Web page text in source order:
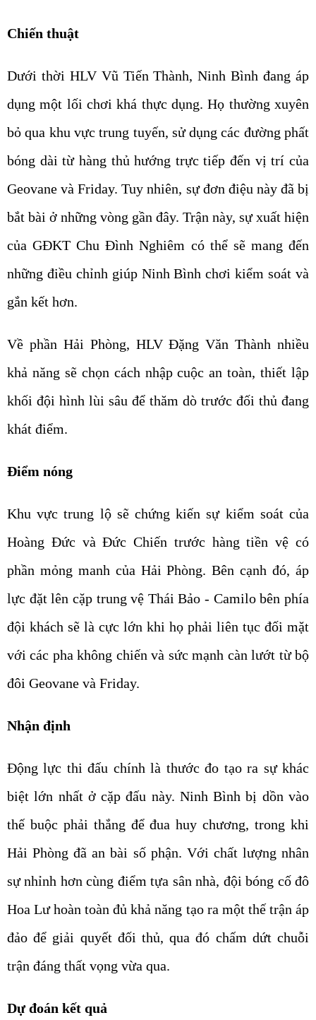
Chiến thuật
Dưới thời HLV Vũ Tiến Thành, Ninh Bình đang áp
dụng một lối chơi khá thực dụng. Họ thường xuyên
bỏ qua khu vực trung tuyến, sử dụng các đường phất
bóng dài từ hàng thủ hướng trực tiếp đến vị trí của
Geovane và Friday. Tuy nhiên, sự đơn điệu này đã bị
bắt bài ở những vòng gần đây. Trận này, sự xuất hiện
của GĐKT Chu Đình Nghiêm có thể sẽ mang đến
những điều chỉnh giúp Ninh Bình chơi kiểm soát và
gắn kết hơn.
Về phần Hải Phòng, HLV Đặng Văn Thành nhiều
khả năng sẽ chọn cách nhập cuộc an toàn, thiết lập
khối đội hình lùi sâu để thăm dò trước đối thủ đang
khát điểm.
Điểm nóng
Khu vực trung lộ sẽ chứng kiến sự kiểm soát của
Hoàng Đức và Đức Chiến trước hàng tiền vệ có
phần mỏng manh của Hải Phòng. Bên cạnh đó, áp
lực đặt lên cặp trung vệ Thái Bảo - Camilo bên phía
đội khách sẽ là cực lớn khi họ phải liên tục đối mặt
với các pha không chiến và sức mạnh càn lướt từ bộ
đôi Geovane và Friday.
Nhận định
Động lực thi đấu chính là thước đo tạo ra sự khác
biệt lớn nhất ở cặp đấu này. Ninh Bình bị dồn vào
thế buộc phải thắng để đua huy chương, trong khi
Hải Phòng đã an bài số phận. Với chất lượng nhân
sự nhỉnh hơn cùng điểm tựa sân nhà, đội bóng cố đô
Hoa Lư hoàn toàn đủ khả năng tạo ra một thế trận áp
đảo để giải quyết đối thủ, qua đó chấm dứt chuỗi
trận đáng thất vọng vừa qua.
Dự đoán kết quả